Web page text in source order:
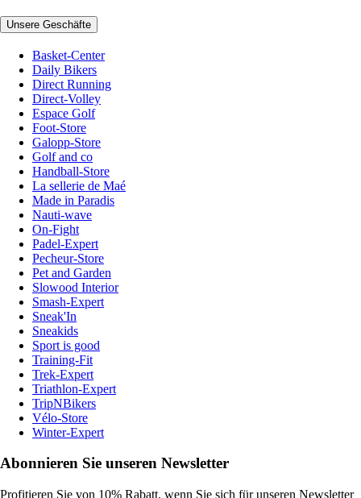
Unsere Geschäfte
Basket-Center
Daily Bikers
Direct Running
Direct-Volley
Espace Golf
Foot-Store
Galopp-Store
Golf and co
Handball-Store
La sellerie de Maé
Made in Paradis
Nauti-wave
On-Fight
Padel-Expert
Pecheur-Store
Pet and Garden
Slowood Interior
Smash-Expert
Sneak'In
Sneakids
Sport is good
Training-Fit
Trek-Expert
Triathlon-Expert
TripNBikers
Vélo-Store
Winter-Expert
Abonnieren Sie unseren Newsletter
Profitieren Sie von 10% Rabatt, wenn Sie sich für unseren Newsletter